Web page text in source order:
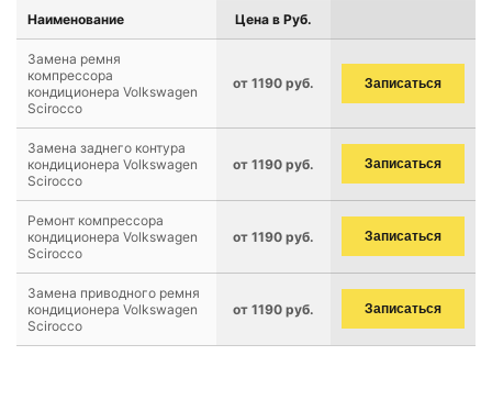
Наименование Цена в Руб.
Замена ремня
компрессора
кондиционера Volkswagen
Scirocco
от 1190 руб. Записаться
Замена заднего контура
кондиционера Volkswagen
Scirocco
от 1190 руб. Записаться
Ремонт компрессора
кондиционера Volkswagen
Scirocco
от 1190 руб. Записаться
Замена приводного ремня
кондиционера Volkswagen
Scirocco
от 1190 руб. Записаться